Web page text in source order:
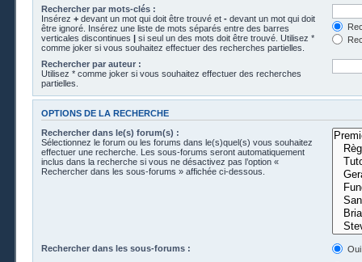
Rechercher par mots-clés :
Insérez + devant un mot qui doit être trouvé et - devant un mot qui doit
être ignoré. Insérez une liste de mots séparés entre des barres
verticales discontinues | si seul un des mots doit être trouvé. Utilisez *
comme joker si vous souhaitez effectuer des recherches partielles.
Rechercher par auteur :
Utilisez * comme joker si vous souhaitez effectuer des recherches
partielles.
OPTIONS DE LA RECHERCHE
Rechercher dans le(s) forum(s) :
Sélectionnez le forum ou les forums dans le(s)quel(s) vous souhaitez
effectuer une recherche. Les sous-forums seront automatiquement
inclus dans la recherche si vous ne désactivez pas l’option «
Rechercher dans les sous-forums » affichée ci-dessous.
Rechercher dans les sous-forums :
Oui